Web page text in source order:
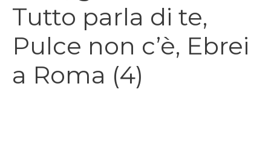
Tutto parla di te,
Pulce non c’è, Ebrei
a Roma (4)